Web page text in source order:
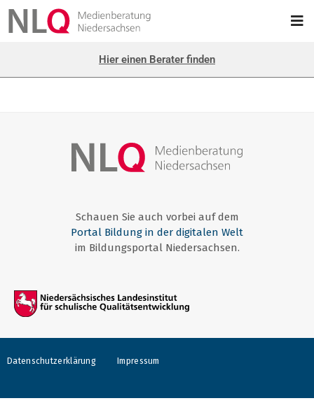
Hier einen Berater finden
Schauen Sie auch vorbei auf dem
Portal Bildung in der digitalen Welt
im Bildungsportal Niedersachsen.
Datenschutzerklärung Impressum